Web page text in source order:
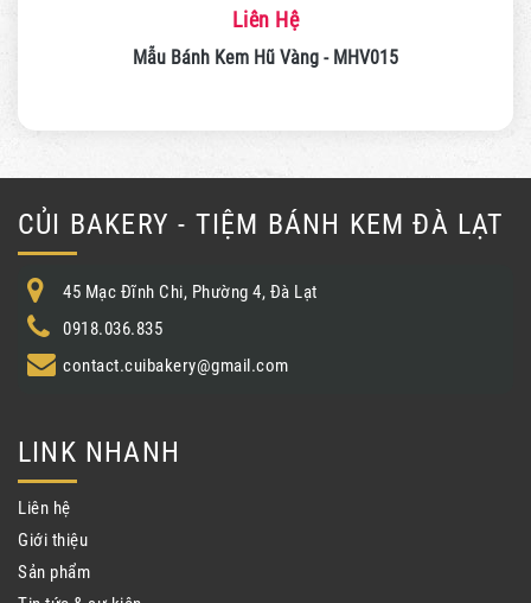
Liên Hệ
Mẫu Bánh Kem Hũ Vàng - MHV015
CỦI BAKERY - TIỆM BÁNH KEM ĐÀ LẠT
45 Mạc Đĩnh Chi, Phường 4, Đà Lạt
0918.036.835
contact.cuibakery@gmail.com
LINK NHANH
Liên hệ
Giới thiệu
Sản phẩm